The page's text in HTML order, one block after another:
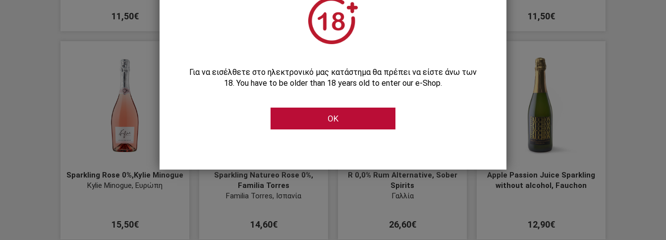
11,50€ 11,50€
Sparkling Rose 0%,Kylie Minogue
Kylie Minogue, Ευρώπη
15,50€
Sparkling Natureo Rose 0%,
Familia Torres
Familia Torres, Ισπανία
14,60€
R 0,0% Rum Alternative, Sober
Spirits
Γαλλία
26,60€
Apple Passion Juice Sparkling
without alcohol, Fauchon
12,90€
Για να εισέλθετε στο ηλεκτρονικό μας κατάστημα θα πρέπει να είστε άνω των
18. You have to be older than 18 years old to enter our e-Shop.
OK